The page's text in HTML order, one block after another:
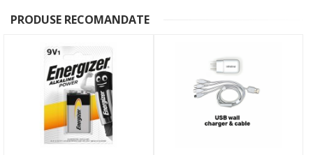
PRODUSE RECOMANDATE